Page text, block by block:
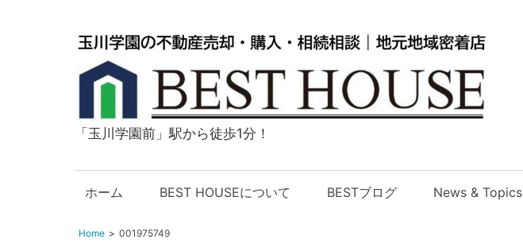
玉
学
の
「玉川学園前」駅から徒歩1分！
ホーム BEST HOUSEについて BESTブログ News & Topics
Home 001975749